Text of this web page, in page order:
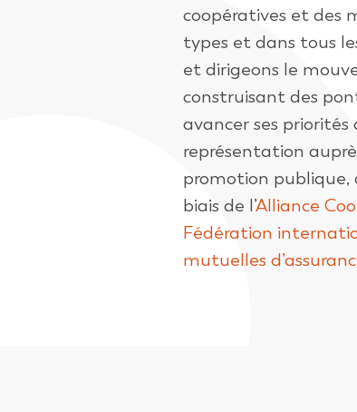
coopératives et des
types et dans tous
et dirigeons le
construisant des
avancer ses
représentation
promotion publique,
biais de l’Alliance
Fédération
mutuelles